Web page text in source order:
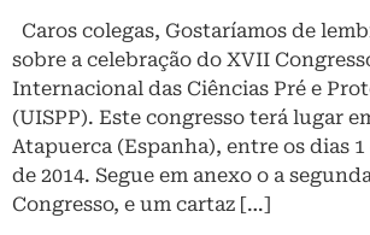
Caros colegas, Gostaríamos de
sobre a celebração do XVII
Internacional das Ciências Pré e
(UISPP). Este congresso terá lugar
Atapuerca (Espanha), entre os dias
de 2014. Segue em anexo o a
Congresso, e um cartaz […]